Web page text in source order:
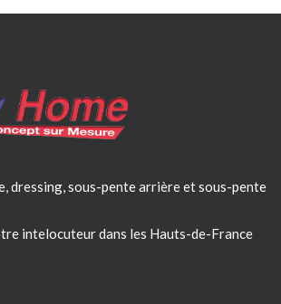
dressing, sous-pente arrière et sous-pente
intelocuteur dans les Hauts-de-France